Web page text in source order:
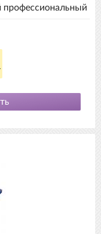
профессиональный